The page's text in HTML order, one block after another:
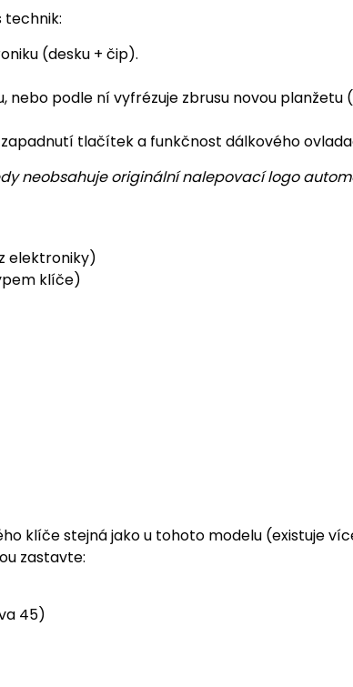
technik:
(desku + čip).
podle ní vyfrézuje zbrusu novou planžetu
tlačítek a funkčnost dálkového
neobsahuje originální nalepovací logo
elektroniky)
klíče)
klíče stejná jako u tohoto modelu (existuje
zastavte:
45)